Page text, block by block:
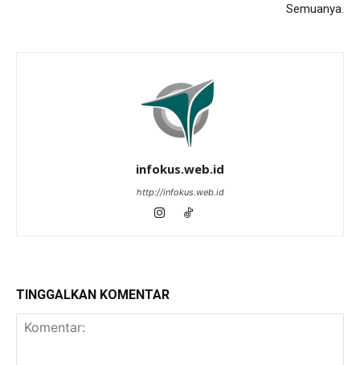
Semuanya.
infokus.web.id
http://infokus.web.id
TINGGALKAN KOMENTAR